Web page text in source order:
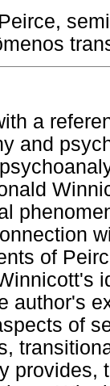
Peirce,
a
and
of
author's
of
provides,